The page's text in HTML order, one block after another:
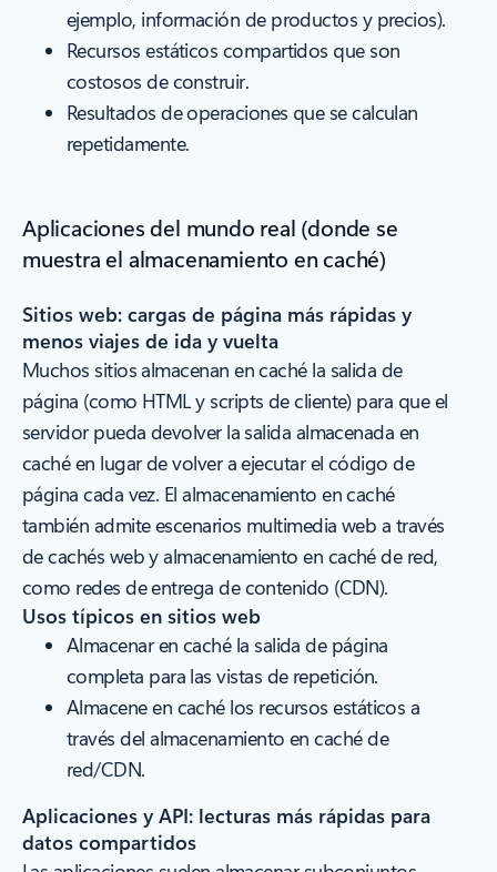
ejemplo, información de productos y precios).
Recursos estáticos compartidos que son
costosos de construir.
Resultados de operaciones que se calculan
repetidamente.
Aplicaciones del mundo real (donde se
muestra el almacenamiento en caché)
Sitios web: cargas de página más rápidas y
menos viajes de ida y vuelta
Muchos sitios almacenan en caché la salida de
página (como HTML y scripts de cliente) para que el
servidor pueda devolver la salida almacenada en
caché en lugar de volver a ejecutar el código de
página cada vez. El almacenamiento en caché
también admite escenarios multimedia web a través
de cachés web y almacenamiento en caché de red,
como redes de entrega de contenido (CDN).
Usos típicos en sitios web
Almacenar en caché la salida de página
completa para las vistas de repetición.
Almacene en caché los recursos estáticos a
través del almacenamiento en caché de
red/CDN.
Aplicaciones y API: lecturas más rápidas para
datos compartidos